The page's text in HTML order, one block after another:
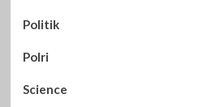
Politik
Polri
Science